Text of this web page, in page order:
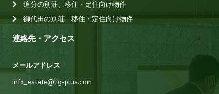
追分の別荘、移住・定住向け物件
御代田の別荘、移住・定住向け物件
連絡先・アクセス
メールアドレス
info_estate@lig-plus.com